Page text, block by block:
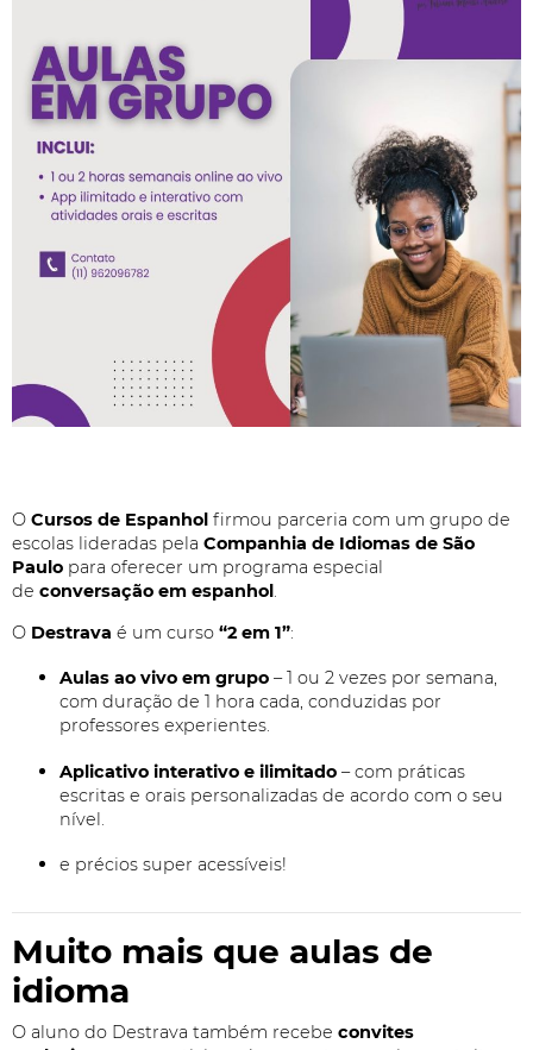
O Cursos de Espanhol firmou parceria com um grupo de
escolas lideradas pela Companhia de Idiomas de São
Paulo para oferecer um programa especial
de conversação em espanhol .
O Destrava é um curso “2 em 1”:
Aulas ao vivo em grupo – 1 ou 2 vezes por semana,
com duração de 1 hora cada, conduzidas por
professores experientes.
Aplicativo interativo e ilimitado – com práticas
escritas e orais personalizadas de acordo com o seu
nível.
e précios super acessíveis!
Muito mais que aulas de
idioma
O aluno do Destrava também recebe convites